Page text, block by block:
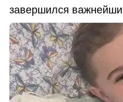
завершился